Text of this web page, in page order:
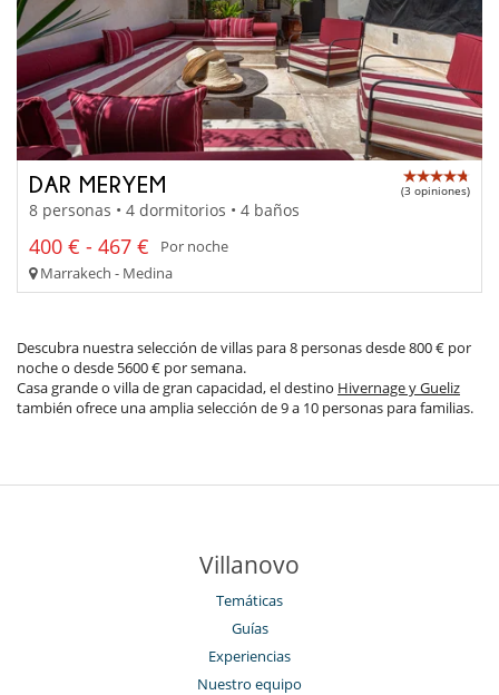
DAR MERYEM (3 opiniones)
8 personas • 4 dormitorios • 4 baños
400 € - 467 €
Por noche
Marrakech - Medina
Descubra nuestra selección de villas para 8 personas desde 800 € por
noche o desde 5600 € por semana.
Casa grande o villa de gran capacidad, el destino Hivernage y Gueliz
también ofrece una amplia selección de 9 a 10 personas para familias.
Villanovo
Temáticas
Guías
Experiencias
Nuestro equipo